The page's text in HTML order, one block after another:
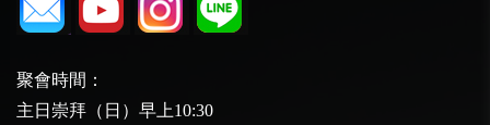
聚會時間：
主日崇拜（日）早上10:30